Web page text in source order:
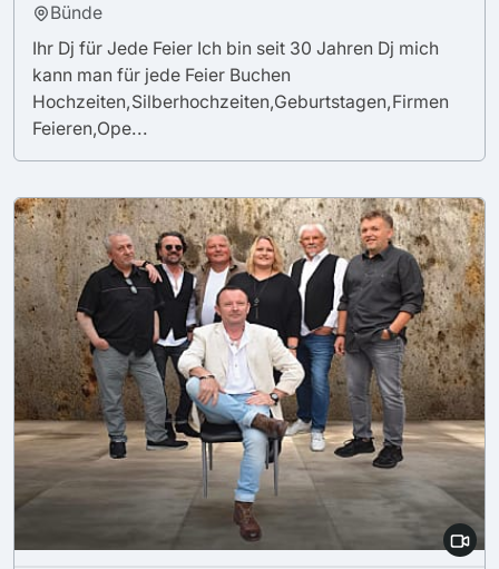
Bünde
Ihr Dj für Jede Feier Ich bin seit 30 Jahren Dj mich
kann man für jede Feier Buchen
Hochzeiten,Silberhochzeiten,Geburtstagen,Firmen
Feieren,Ope...